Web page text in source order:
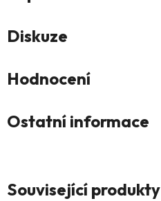
Diskuze
Hodnocení
Ostatní informace
Související produkty